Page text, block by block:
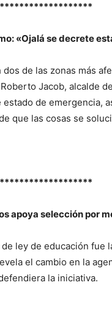
«Ojalá se decrete
de las zonas más
Jacob, alcalde
estado de emergencia,
que las cosas se
apoya selección por
ley de educación fue
el cambio en la
la iniciativa.